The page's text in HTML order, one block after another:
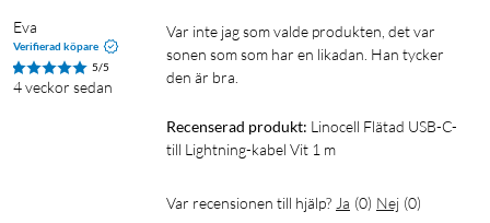
Eva
Verifierad köpare
5/5
4 veckor sedan
Var inte jag som valde produkten, det var
sonen som som har en likadan. Han tycker
den är bra.
Recenserad produkt: Linocell Flätad USB-C-
till Lightning-kabel Vit 1 m
Var recensionen till hjälp? Ja (0) Nej (0)